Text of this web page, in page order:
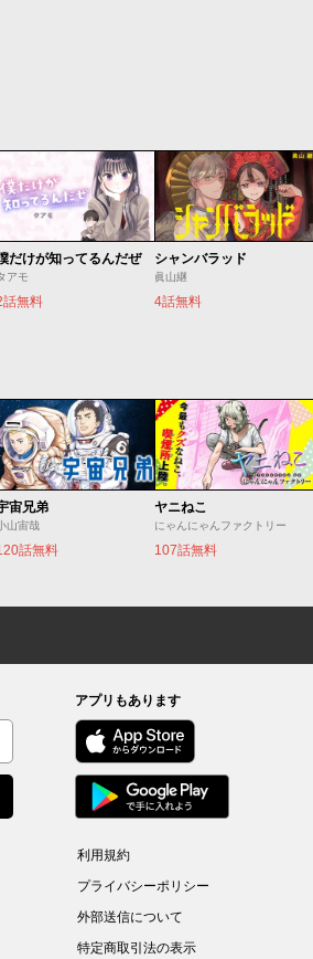
だけが知ってるんだぜ
アモ
話無料
シャンバラッド
眞山継
4話無料
宙兄弟
山宙哉
話無料
ヤニねこ
にゃんにゃんファクトリー
107話無料
アプリもあります
利用規約
プライバシーポリシー
外部送信について
特定商取引法の表示